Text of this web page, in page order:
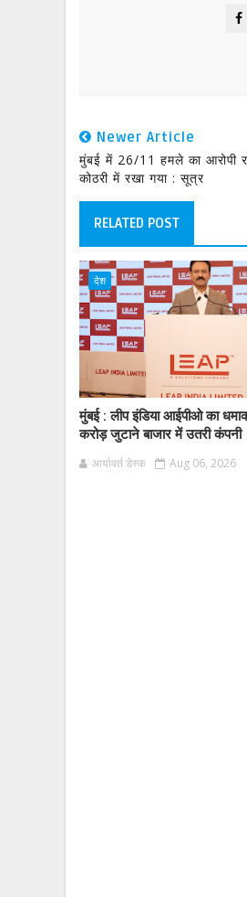
Newer Article
मुंबई में 26/11 हमले का आरोपी
कोठरी में रखा गया : सूत्र
RELATED POST
देश
मुंबई : लीप इंडिया आईपीओ का
करोड़ जुटाने बाजार में उतरी कंपनी
आर्यावर्त डेस्क Aug 06, 2026